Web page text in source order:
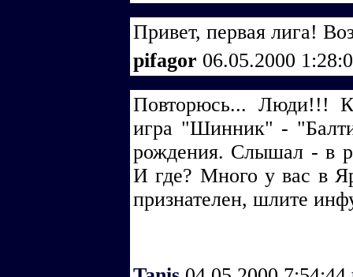
Привет, первая лига!
pifagor 06.05.2000
Повторюсь... Люди!!!
игра "Шинник" -
рождения. Слышал - в
И где? Много у вас в
признателен, шлите